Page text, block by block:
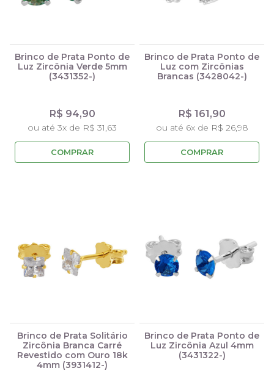
Brinco de Prata Ponto de
Luz Zircônia Verde 5mm
(3431352-)
R$ 94,90
ou até 3x de R$ 31,63
COMPRAR
Brinco de Prata Ponto de
Luz com Zircônias
Brancas (3428042-)
R$ 161,90
ou até 6x de R$ 26,98
COMPRAR
Brinco de Prata Solitário
Zircônia Branca Carré
Revestido com Ouro 18k
4mm (3931412-)
Brinco de Prata Ponto de
Luz Zircônia Azul 4mm
(3431322-)